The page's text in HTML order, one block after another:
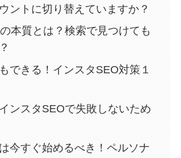
ントに切り替えていますか？
本質とは？検索で見つけても
できる！インスタSEO対策１
ンスタSEOで失敗しないため
今すぐ始めるべき！ペルソナ